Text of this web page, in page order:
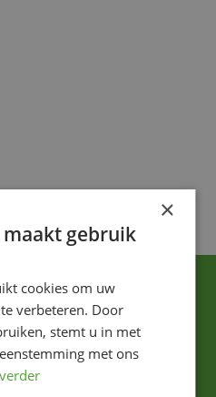
×
maakt gebruik
cookies om uw
verbeteren. Door
stemt u in met
met ons